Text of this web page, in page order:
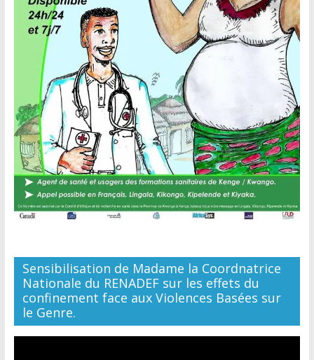
Sensibilisation de Madame la Coordnatrice
Nationale du RENADEF sur les effets du
confinement face aux Violences Basées sur
le Genre.